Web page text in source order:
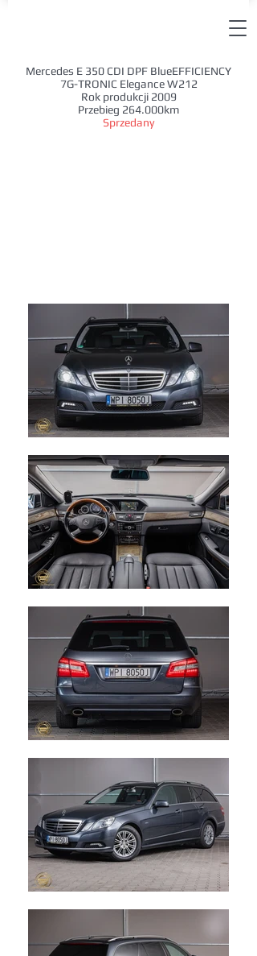
Mercedes E 350 CDI DPF BlueEFFICIENCY
7G-TRONIC Elegance W212
Rok produkcji 2009
Przebieg 264.000km
Sprzedany